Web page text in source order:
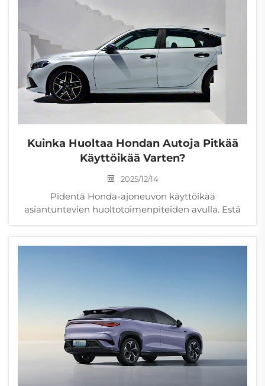
Kuinka Huoltaa Hondan Autoja Pitkää
Käyttöikää Varten?
2025/12/14
Pidentä Honda-ajoneuvon käyttöikää
asiantuntevien huoltotoimenpiteiden avulla. Estä